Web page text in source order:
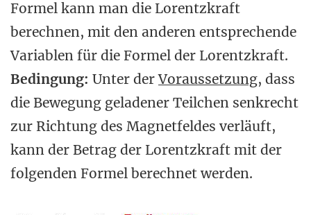
Formel kann man die Lorentzkraft
berechnen, mit den anderen entsprechende
Variablen für die Formel der Lorentzkraft.
Bedingung: Unter derVoraussetzung, dass
die Bewegung geladener Teilchen senkrecht
zur Richtung des Magnetfeldes verläuft,
kann der Betrag der Lorentzkraft mit der
folgenden Formel berechnet werden.